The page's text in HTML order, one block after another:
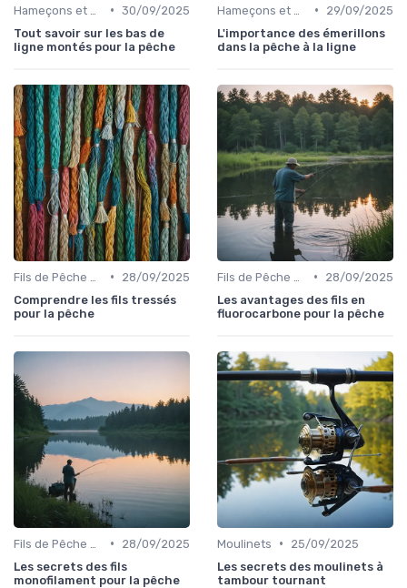
• 30/09/2025
Tout savoir sur les bas de
ligne montés pour la pêche
•
29/09/2025
L'importance des émerillons
dans la pêche à la ligne
•
28/09/2025
Comprendre les fils tressés
pour la pêche
•
28/09/2025
Les avantages des fils en
fluorocarbone pour la pêche
•
28/09/2025
Les secrets des fils
monofilament pour la pêche
Moulinets •
25/09/2025
Les secrets des moulinets à
tambour tournant